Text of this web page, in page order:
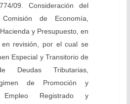
09. Consideración del
de Economía,
y Presupuesto, en
revisión, por el cual se
Especial y Transitorio de
Deudas Tributarias,
de Promoción y
Registrado y